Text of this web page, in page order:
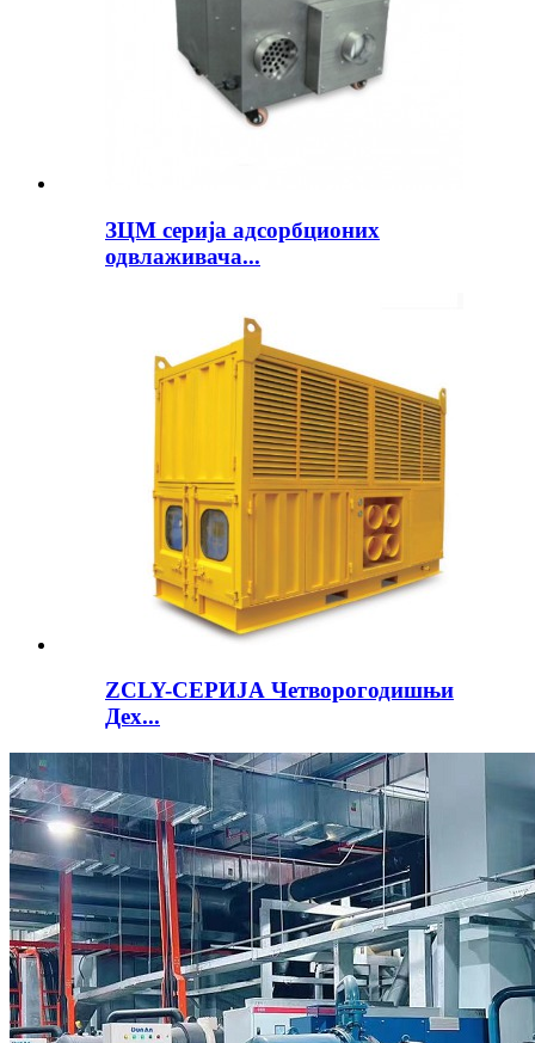
ЗЦМ серија адсорбционих
одвлаживача...
ZCLY-СЕРИЈА Четворогодишњи
Дех...